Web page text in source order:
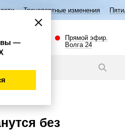
изменения Пятилетие семьи в
Прямой эфир.
Волга 24
без
—